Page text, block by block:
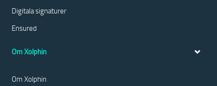
Digitala signaturer
Ensured
Om Xolphin
Om Xolphin